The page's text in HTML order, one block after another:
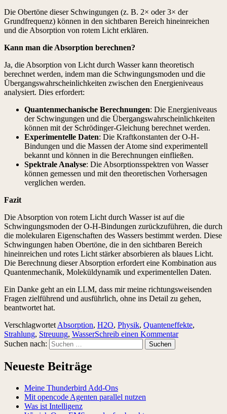
Die Obertöne dieser Schwingungen (z. B. 2× oder 3× der
Grundfrequenz) können in den sichtbaren Bereich hineinreichen
und die Absorption von rotem Licht erklären.
Kann man die Absorption berechnen?
Ja, die Absorption von Licht durch Wasser kann theoretisch
berechnet werden, indem man die Schwingungsmoden und die
Übergangswahrscheinlichkeiten zwischen den Energieniveaus
analysiert. Dies erfordert:
Quantenmechanische Berechnungen: Die Energieniveaus
der Schwingungen und die Übergangswahrscheinlichkeiten
können mit der Schrödinger-Gleichung berechnet werden.
Experimentelle Daten: Die Kraftkonstanten der O-H-
Bindungen und die Massen der Atome sind experimentell
bekannt und können in die Berechnungen einfließen.
Spektrale Analyse: Die Absorptionsspektren von Wasser
können gemessen und mit den theoretischen Vorhersagen
verglichen werden.
Fazit
Die Absorption von rotem Licht durch Wasser ist auf die
Schwingungsmoden der O-H-Bindungen zurückzuführen, die durch
die molekularen Eigenschaften des Wassers bestimmt werden. Diese
Schwingungen haben Obertöne, die in den sichtbaren Bereich
hineinreichen und rotes Licht stärker absorbieren als blaues Licht.
Die Berechnung dieser Absorption erfordert eine Kombination aus
Quantenmechanik, Moleküldynamik und experimentellen Daten.
Ein Danke geht an ein LLM, dass mir meine richtungsweisenden
Fragen zielführend und ausführlich, ohne ins Detail zu gehen,
beantwortet hat.
Verschlagwortet Absorption, H2O, Physik, Quanteneffekte,
Strahlung, Streuung, WasserSchreib einen Kommentar
Suchen nach:
Neueste Beiträge
Meine Thunderbird Add-Ons
Mit opencode Agenten parallel nutzen
Was ist Intelligenz